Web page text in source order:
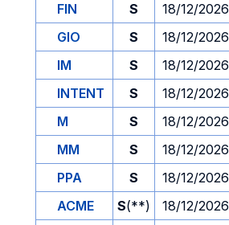
FIN
S 18/12/2026
GIO
S 18/12/2026
IM
S 18/12/2026
INTENT
S 18/12/2026
M
S 18/12/2026
MM
S 18/12/2026
PPA
S 18/12/2026
ACME
S(**) 18/12/2026